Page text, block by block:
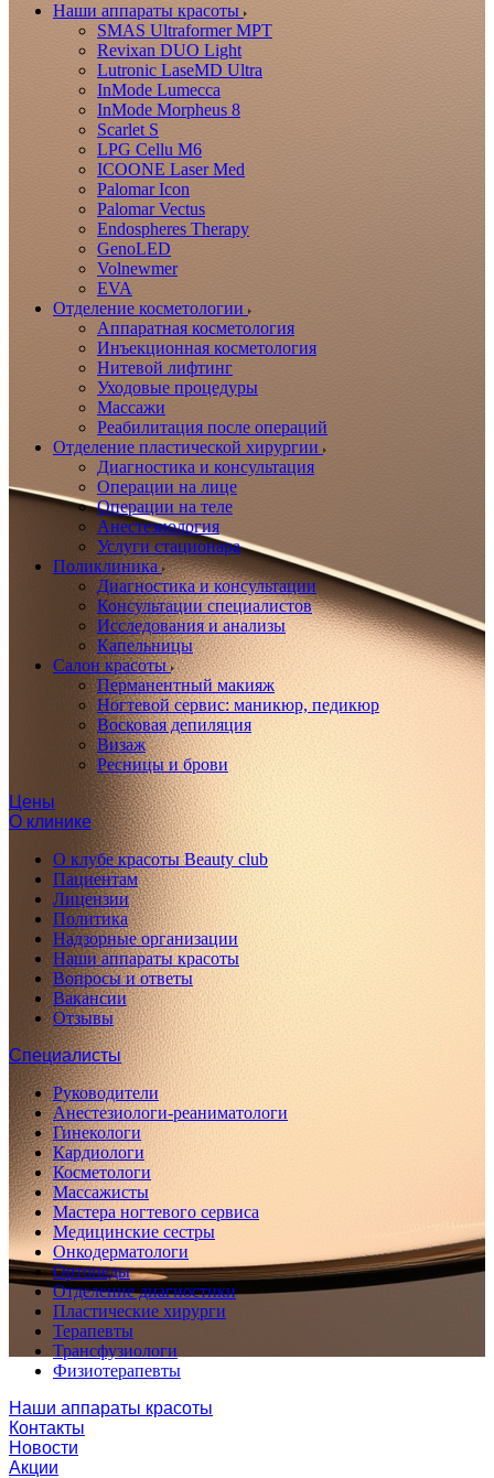
Наши аппараты красоты
SMAS Ultraformer MPT
Revixan DUO Light
Lutronic LaseMD Ultra
InMode Lumecca
InMode Morpheus 8
Scarlet S
LPG Cellu M6
ICOONE Laser Med
Palomar Icon
Palomar Vectus
Endospheres Therapy
GenoLED
Volnewmer
EVA
Отделение косметологии
Аппаратная косметология
Инъекционная косметология
Нитевой лифтинг
Уходовые процедуры
Массажи
Реабилитация после операций
Отделение пластической хирургии
Диагностика и консультация
Операции на лице
Операции на теле
Анестезиология
Услуги стационара
Поликлиника
Диагностика и консультации
Консультации специалистов
Исследования и анализы
Капельницы
Салон красоты
Перманентный макияж
Ногтевой сервис: маникюр, педикюр
Восковая депиляция
Визаж
Ресницы и брови
Цены
О клинике
О клубе красоты Beauty club
Пациентам
Лицензии
Политика
Надзорные организации
Наши аппараты красоты
Вопросы и ответы
Вакансии
Отзывы
Специалисты
Руководители
Анестезиологи-реаниматологи
Гинекологи
Кардиологи
Косметологи
Массажисты
Мастера ногтевого сервиса
Медицинские сестры
Онкодерматологи
Ортопеды
Отделение диагностики
Пластические хирурги
Терапевты
Трансфузиологи
Физиотерапевты
Наши аппараты красоты
Контакты
Новости
Акции